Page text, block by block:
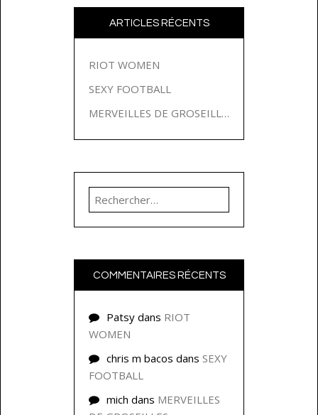
ARTICLES RÉCENTS
RIOT WOMEN
SEXY FOOTBALL
MERVEILLES DE GROSEILLES
Rechercher :
COMMENTAIRES RÉCENTS
Patsy dans RIOT
WOMEN
chris m bacos dans SEXY
FOOTBALL
mich dans MERVEILLES